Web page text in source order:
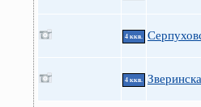
4 ккв.
4 ккв.